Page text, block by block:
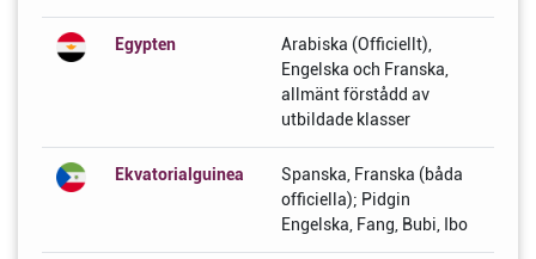
Egypten
Arabiska (Officiellt),
Engelska och Franska,
allmänt förstådd av
utbildade klasser
Ekvatorialguinea
Spanska, Franska (båda
officiella); Pidgin
Engelska, Fang, Bubi, Ibo